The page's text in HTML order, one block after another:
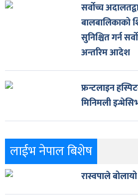
सर्वोच्च
बालबालिकाको
सुनिश्चित गर्न
अन्तरिम आदेश
फ्रन्टलाइन
मिनिमली
लाईभ नेपाल बिशेष
रास्वपाले